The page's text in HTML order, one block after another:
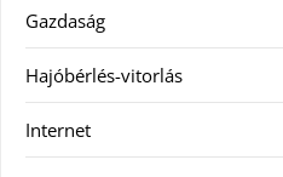
Gazdaság
Hajóbérlés-vitorlás
Internet